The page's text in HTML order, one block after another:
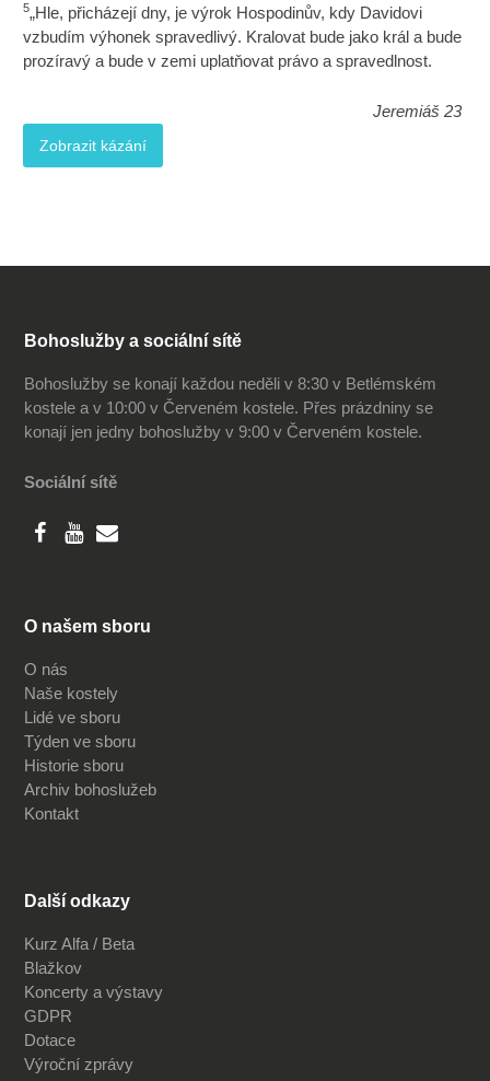
5„Hle, přicházejí dny, je výrok Hospodinův, kdy Davidovi
vzbudím výhonek spravedlivý. Kralovat bude jako král a bude
prozíravý a bude v zemi uplatňovat právo a spravedlnost.
Jeremiáš 23
Zobrazit kázání
Bohoslužby a sociální sítě
Bohoslužby se konají každou neděli v 8:30 v Betlémském
kostele a v 10:00 v Červeném kostele. Přes prázdniny se
konají jen jedny bohoslužby v 9:00 v Červeném kostele.
Sociální sítě
O našem sboru
O nás
Naše kostely
Lidé ve sboru
Týden ve sboru
Historie sboru
Archiv bohoslužeb
Kontakt
Další odkazy
Kurz Alfa / Beta
Blažkov
Koncerty a výstavy
GDPR
Dotace
Výroční zprávy